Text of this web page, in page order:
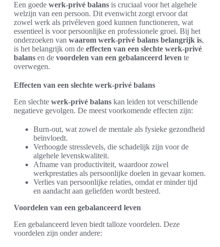
Een goede werk-privé balans is cruciaal voor het algehele
welzijn van een persoon. Dit evenwicht zorgt ervoor dat
zowel werk als privéleven goed kunnen functioneren, wat
essentieel is voor persoonlijke en professionele groei. Bij het
onderzoeken van waarom werk-privé balans belangrijk is,
is het belangrijk om de effecten van een slechte werk-privé
balans en de voordelen van een gebalanceerd leven te
overwegen.
Effecten van een slechte werk-privé balans
Een slechte werk-privé balans kan leiden tot verschillende
negatieve gevolgen. De meest voorkomende effecten zijn:
Burn-out, wat zowel de mentale als fysieke gezondheid
beïnvloedt.
Verhoogde stresslevels, die schadelijk zijn voor de
algehele levenskwaliteit.
Afname van productiviteit, waardoor zowel
werkprestaties als persoonlijke doelen in gevaar komen.
Verlies van persoonlijke relaties, omdat er minder tijd
en aandacht aan geliefden wordt besteed.
Voordelen van een gebalanceerd leven
Een gebalanceerd leven biedt talloze voordelen. Deze
voordelen zijn onder andere: